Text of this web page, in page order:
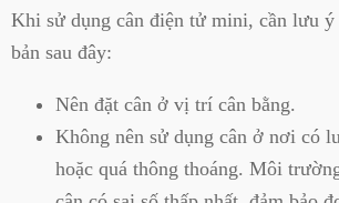
Khi sử dụng cân điện tử mini, cần lưu
bản sau đây:
Nên đặt cân ở vị trí cân bằng.
Không nên sử dụng cân ở nơi có
hoặc quá thông thoáng. Môi